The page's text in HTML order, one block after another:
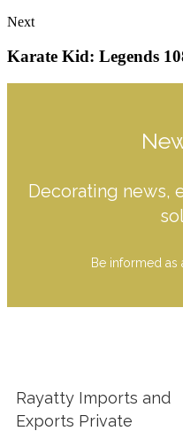
Next
Karate Kid: Legends
Decorating news,
Be informed as
Rayatty Imports and
Exports Private